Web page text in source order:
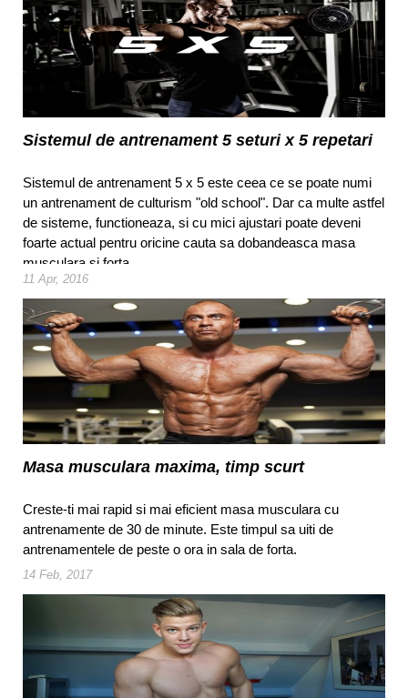
Sistemul de antrenament 5 seturi x 5 repetari
Sistemul de antrenament 5 x 5 este ceea ce se poate numi
un antrenament de culturism "old school". Dar ca multe astfel
de sisteme, functioneaza, si cu mici ajustari poate deveni
foarte actual pentru oricine cauta sa dobandeasca masa
musculara si forta.
11 Apr, 2016
Masa musculara maxima, timp scurt
Creste-ti mai rapid si mai eficient masa musculara cu
antrenamente de 30 de minute. Este timpul sa uiti de
antrenamentele de peste o ora in sala de forta.
14 Feb, 2017